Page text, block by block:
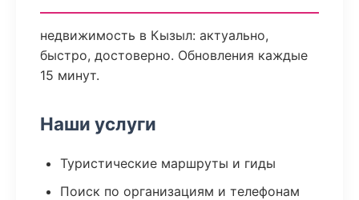
недвижимость в Кызыл: актуально,
быстро, достоверно. Обновления каждые
15 минут.
Наши услуги
Туристические маршруты и гиды
Поиск по организациям и телефонам